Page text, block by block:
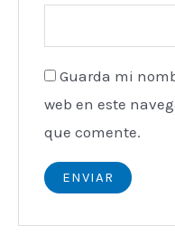
Guarda mi
web en este
que comente.